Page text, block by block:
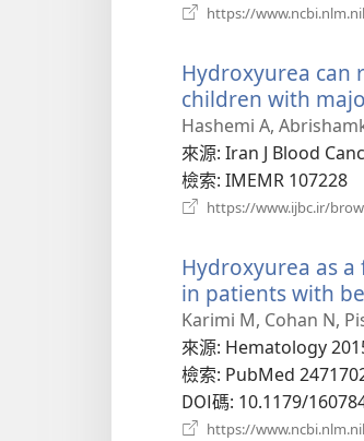
https://
Hydroxyurea can
children with
Hashemi A,
來源‎: Iran J Blood
檢索‎: IMEMR 107228
https://www.ijbc.ir/
Hydroxyurea as
in patients with
Karimi M, Cohan N,
來源‎: Hematology
檢索‎: PubMed
DOI碼‎: 10.1179/
https://